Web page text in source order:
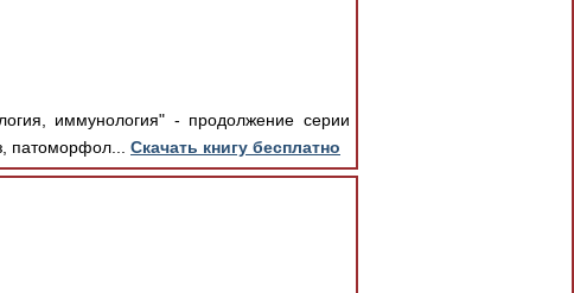
иммунология" - продолжение серии
патоморфол... Скачать книгу бесплатно